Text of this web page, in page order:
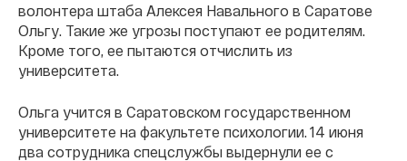
волонтера штаба Алексея Навального в Саратове
Ольгу. Такие же угрозы поступают ее родителям.
Кроме того, ее пытаются отчислить из
университета.
Ольга учится в Саратовском государственном
университете на факультете психологии. 14 июня
два сотрудника спецслужбы выдернули ее с